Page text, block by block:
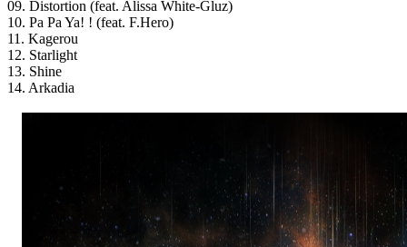
09. Distortion (feat. Alissa White-Gluz)
10. Pa Pa Ya! ! (feat. F.Hero)
11. Kagerou
12. Starlight
13. Shine
14. Arkadia